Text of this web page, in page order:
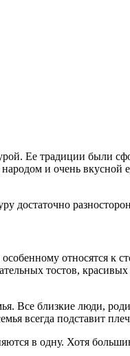
Ее традиции были
и очень вкусной
достаточно
относятся
тостов,
Все близкие люди,
всегда подставит
в одну. Хотя